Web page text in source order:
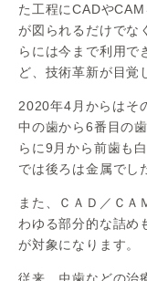
た工程にCADや
が図られるだけでな
らには今まで利用で
ど、技術革新が目覚
2020年4月からはそ
中の歯から6番目の
らに9月から前歯も
では後ろは金属でし
また、ＣＡＤ／ＣＡ
わゆる部分的な詰め
が対象になります。